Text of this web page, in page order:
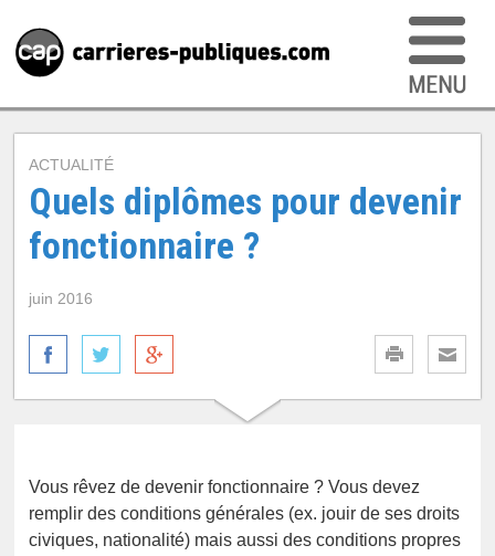
ACTUALITÉ
Quels diplômes pour devenir
fonctionnaire ?
juin 2016
Vous rêvez de devenir fonctionnaire ? Vous devez
remplir des conditions générales (ex. jouir de ses droits
civiques, nationalité) mais aussi des conditions propres